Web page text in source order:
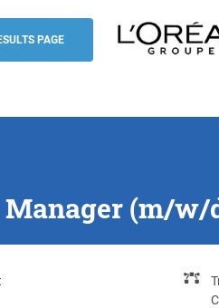
L'Oréal Groupe
PAGE
Manager (m/